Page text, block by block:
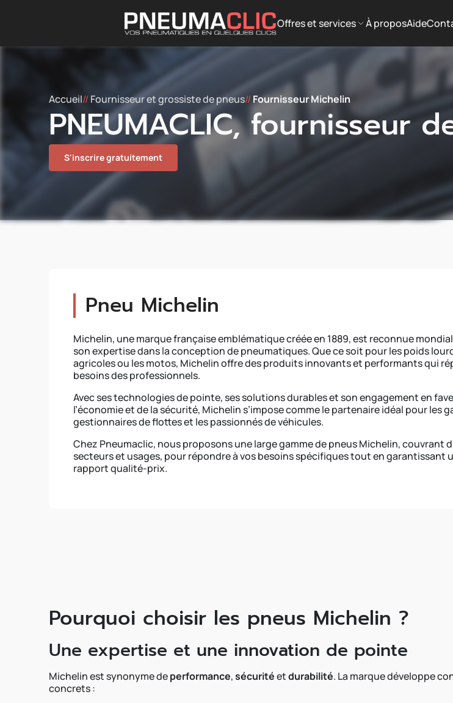
Offres et services À proposAide
Accueil//Fournisseur et grossiste de pneus//Fournisseur Michelin
PNEUMACLIC, fournisseur
S'inscrire gratuitement
Pneu Michelin
Michelin, une marque française emblématique créée en 1889, est reconnue
son expertise dans la conception de pneumatiques. Que ce soit pour les poids
agricoles ou les motos, Michelin offre des produits innovants et performants qui
besoins des professionnels.
Avec ses technologies de pointe, ses solutions durables et son engagement en
l’économie et de la sécurité, Michelin s’impose comme le partenaire idéal pour les
gestionnaires de flottes et les passionnés de véhicules.
Chez Pneumaclic, nous proposons une large gamme de pneus Michelin, couvrant
secteurs et usages, pour répondre à vos besoins spécifiques tout en garantissant
rapport qualité-prix.
Pourquoi choisir les pneus Michelin ?
Une expertise et une innovation de pointe
Michelin est synonyme deperformance,sécuritéetdurabilité. La marque développe
concrets :